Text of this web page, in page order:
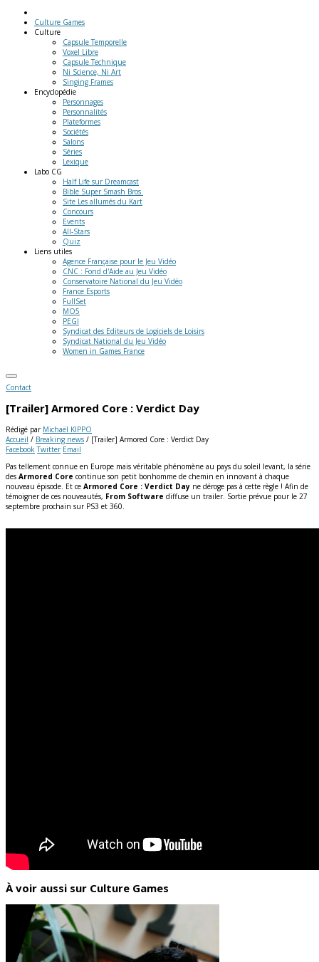
Culture Games
Culture
Capsule Temporelle
Voxel Libre
Capsule Technique
Ni Science, Ni Art
Singing Frames
Encyclopédie
Personnages
Personnalités
Plateformes
Sociétés
Salons
Séries
Lexique
Labo CG
Half Life sur Dreamcast
Bible Super Smash Bros.
Site Les allumés du Kart
Concours
Events
All-Stars
Quiz
Liens utiles
Agence Française pour le Jeu Vidéo
CNC : Fond d'Aide au Jeu Vidéo
Conservatoire National du Jeu Vidéo
France Esports
FullSet
MO5
PEGI
Syndicat des Editeurs de Logiciels de Loisirs
Syndicat National du Jeu Vidéo
Women in Games France
Contact
[Trailer] Armored Core : Verdict Day
Rédigé par Michaël KIPPO
Accueil / Breaking news / [Trailer] Armored Core : Verdict Day
Facebook Twitter Email
Pas tellement connue en Europe mais véritable phénomène au pays du soleil levant, la série
des Armored Core continue son petit bonhomme de chemin en innovant à chaque
nouveau épisode. Et ce Armored Core : Verdict Day ne déroge pas à cette règle ! Afin de
témoigner de ces nouveautés, From Software diffuse un trailer. Sortie prévue pour le 27
septembre prochain sur PS3 et 360.
À voir aussi sur Culture Games